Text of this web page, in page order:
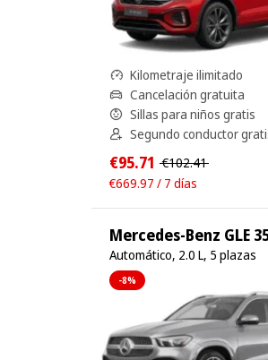
Kilometraje ilimitado
Cancelación gratuita
Sillas para niños gratis
Segundo conductor
€95.71 €102.41
€669.97 / 7 días
Automático, 2.0 L, 5 plazas
-8%